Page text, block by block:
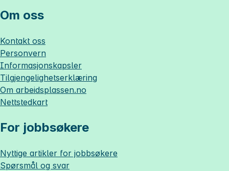
Om oss
Kontakt oss
Personvern
Informasjonskapsler
Tilgjengelighetserklæring
Om arbeidsplassen.no
Nettstedkart
For jobbsøkere
Nyttige artikler for jobbsøkere
Spørsmål og svar